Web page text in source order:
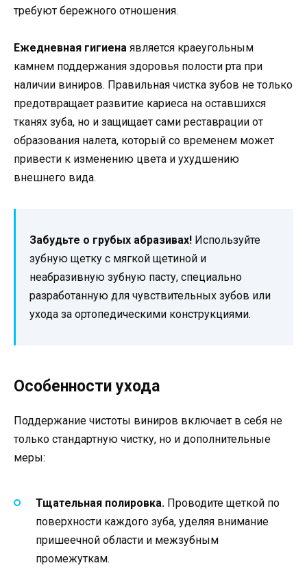
требуют бережного отношения.
Ежедневная гигиена является краеугольным
камнем поддержания здоровья полости рта при
наличии виниров. Правильная чистка зубов не только
предотвращает развитие кариеса на оставшихся
тканях зуба, но и защищает сами реставрации от
образования налета, который со временем может
привести к изменению цвета и ухудшению
внешнего вида.
Забудьте о грубых абразивах! Используйте
зубную щетку с мягкой щетиной и
неабразивную зубную пасту, специально
разработанную для чувствительных зубов или
ухода за ортопедическими конструкциями.
Особенности ухода
Поддержание чистоты виниров включает в себя не
только стандартную чистку, но и дополнительные
меры:
Тщательная полировка. Проводите щеткой по
поверхности каждого зуба, уделяя внимание
пришеечной области и межзубным
промежуткам.